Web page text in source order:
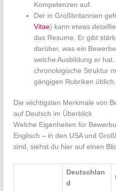
Kompetenzen auf.
Der in Großbritannien
Vitae) kann etwas
das Resume. Er gibt
darüber, was ein
welche Ausbildung er
chronologische Struktur
gängigen Rubriken üblich.
Die wichtigsten Merkmale von
auf Deutsch im Überblick
Welche Eigenheiten für
Englisch – in den USA und
sind, siehst du hier auf einen
Deutschlan
d